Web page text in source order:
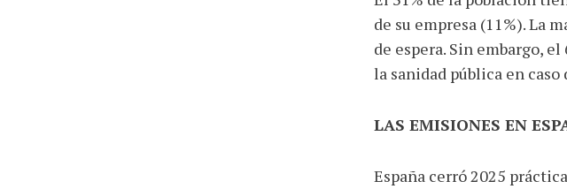
de su empresa (11%). La
de espera. Sin embargo,
la sanidad pública en
LAS EMISIONES EN
España cerró 2025